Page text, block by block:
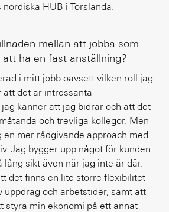
HUB i Torslanda.
mellan att jobba som
ha en fast anställning?
i mitt jobb oavsett vilken roll jag
att det är intressanta
känner att jag bidrar och att det
och trevliga kollegor. Men
en mer rådgivande approach med
Jag bygger upp något för kunden
lång sikt även när jag inte är där.
det finns en lite större flexibilitet
uppdrag och arbetstider, samt att
styra min ekonomi på ett annat